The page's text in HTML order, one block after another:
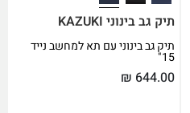
תיק גב בינוני KAZUKI
תיק גב בינוני עם תא למחשב נייד
15"
₪ 644.00